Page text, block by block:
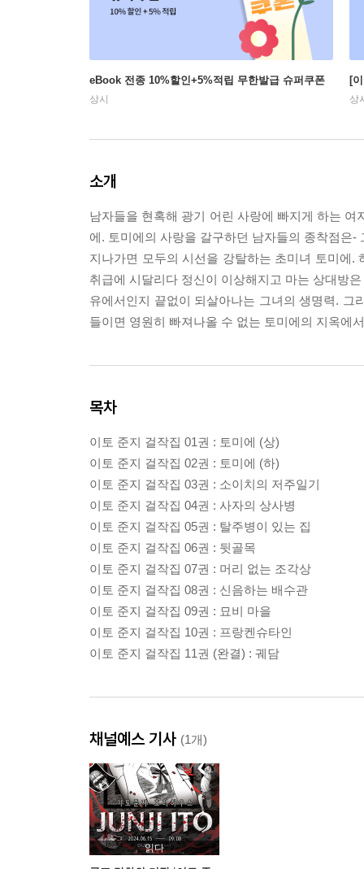
eBook 전종 10%할인+5%적립 무한발급 슈퍼쿠폰
상시
[
상
소개
남자들을 현혹해 광기 어린 사랑에 빠지게 하는
에. 토미에의 사랑을 갈구하던 남자들의 종착점은-
지나가면 모두의 시선을 강탈하는 초미녀 토미에
취급에 시달리다 정신이 이상해지고 마는 상대방
유에서인지 끝없이 되살아나는 그녀의 생명력.
들이면 영원히 빠져나올 수 없는 토미에의 지옥에
목차
이토 준지 걸작집 01권 : 토미에 (상)
이토 준지 걸작집 02권 : 토미에 (하)
이토 준지 걸작집 03권 : 소이치의 저주일기
이토 준지 걸작집 04권 : 사자의 상사병
이토 준지 걸작집 05권 : 탈주병이 있는 집
이토 준지 걸작집 06권 : 뒷골목
이토 준지 걸작집 07권 : 머리 없는 조각상
이토 준지 걸작집 08권 : 신음하는 배수관
이토 준지 걸작집 09권 : 묘비 마을
이토 준지 걸작집 10권 : 프랑켄슈타인
이토 준지 걸작집 11권 (완결) : 궤담
채널예스 기사 (1개)
읽다